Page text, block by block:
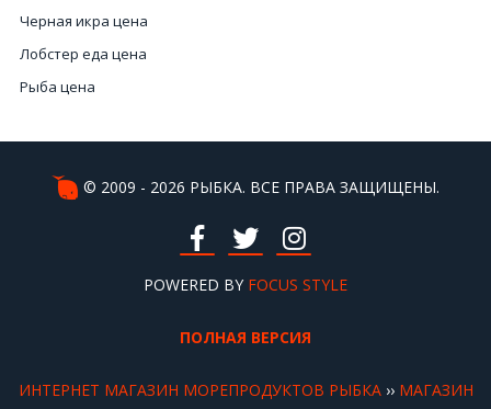
Черная икра цена
Лобстер еда цена
Рыба цена
Цена лобстера в Украине
Морепродукты купить онлайн
Цена морепродуктов
Цена икра красная
© 2009 - 2026 РЫБКА. ВСЕ ПРАВА ЗАЩИЩЕНЫ.
POWERED BY FOCUS STYLE
ПОЛНАЯ ВЕРСИЯ
ИНТЕРНЕТ МАГАЗИН МОРЕПРОДУКТОВ РЫБКА›› МАГАЗИН